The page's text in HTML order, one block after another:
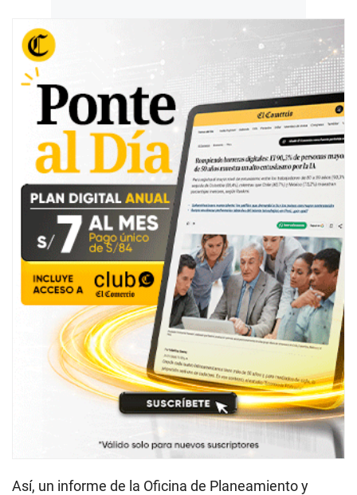
Así, un informe de la Oficina de Planeamiento y